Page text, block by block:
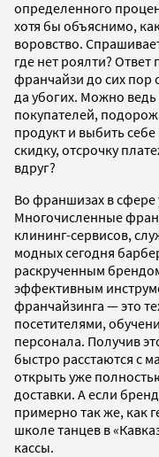
определенного
хотя бы объяснимо,
воровство.
где нет роялти?
франчайзи до сих пор
да убогих. Можно ведь
покупателей,
продукт и выбить
скидку, отсрочку
вдруг?
Во франшизах в сфере
Многочисленные
клининг-сервисов,
модных сегодня
раскрученным
эффективным
франчайзинга — это
посетителями,
персонала. Получив
быстро расстаются с
открыть уже
доставки. А если
примерно так же, как
школе танцев в
кассы.